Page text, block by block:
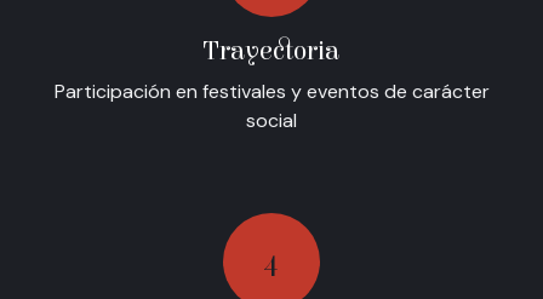
Trayectoria
Participación en festivales y eventos de carácter
social
4